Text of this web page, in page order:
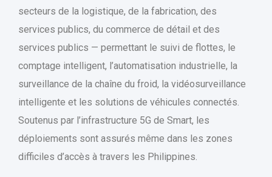
secteurs de la logistique, de la fabrication, des
services publics, du commerce de détail et des
services publics — permettant le suivi de flottes, le
comptage intelligent, l’automatisation industrielle, la
surveillance de la chaîne du froid, la vidéosurveillance
intelligente et les solutions de véhicules connectés.
Soutenus par l’infrastructure 5G de Smart, les
déploiements sont assurés même dans les zones
difficiles d’accès à travers les Philippines.